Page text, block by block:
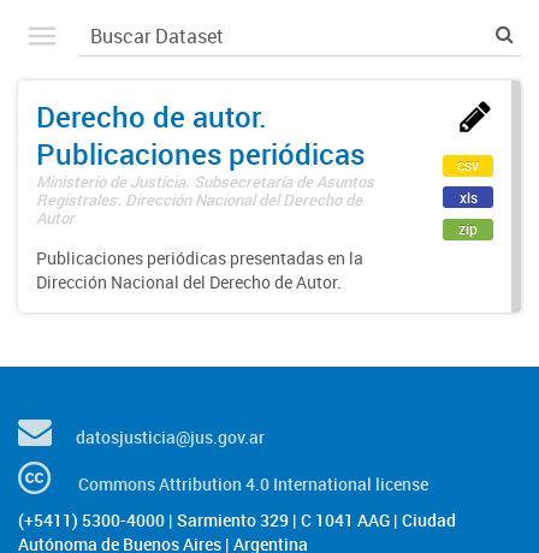
Derecho de autor.
Publicaciones periódicas
Ministerio de Justicia. Subsecretaría de Asuntos
Registrales. Dirección Nacional del Derecho de
Autor
Publicaciones periódicas presentadas en la
Dirección Nacional del Derecho de Autor.
csv
xls
zip
datosjusticia@jus.gov.ar
Commons Attribution 4.0 International license
(+5411) 5300-4000 | Sarmiento 329 | C 1041 AAG | Ciudad
Autónoma de Buenos Aires | Argentina